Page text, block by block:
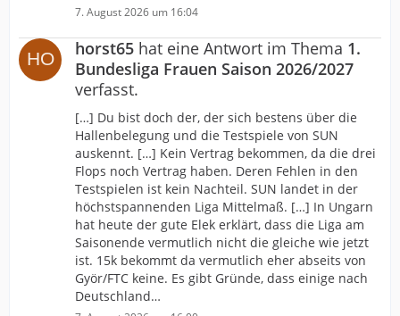
7. August 2026 um 16:04
horst65 hat eine Antwort im Thema 1.
Bundesliga Frauen Saison 2026/2027
verfasst.
[…] Du bist doch der, der sich bestens über die
Hallenbelegung und die Testspiele von SUN
auskennt. […] Kein Vertrag bekommen, da die drei
Flops noch Vertrag haben. Deren Fehlen in den
Testspielen ist kein Nachteil. SUN landet in der
höchstspannenden Liga Mittelmaß. […] In Ungarn
hat heute der gute Elek erklärt, dass die Liga am
Saisonende vermutlich nicht die gleiche wie jetzt
ist. 15k bekommt da vermutlich eher abseits von
Györ/FTC keine. Es gibt Gründe, dass einige nach
Deutschland…